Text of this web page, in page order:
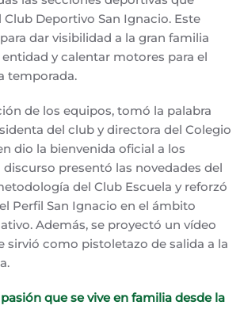
Deportivo San Ignacio. Este
dar visibilidad a la gran familia
y calentar motores para el
temporada.
de los equipos, tomó la palabra
del club y directora del Colegio
dio la bienvenida oficial a los
discurso presentó las novedades del
del Club Escuela y reforzó
Perfil San Ignacio en el ámbito
Además, se proyectó un vídeo
sirvió como pistoletazo de salida a la
que se vive en familia desde la